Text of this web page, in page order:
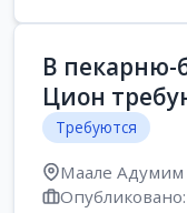
В пекарню-
Цион
Требуются
Маале